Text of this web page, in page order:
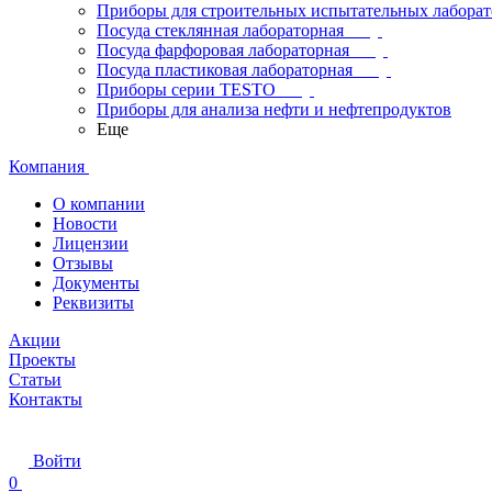
Приборы для строительных испытательных
Посуда стеклянная лабораторная
Посуда фарфоровая лабораторная
Посуда пластиковая лабораторная
Приборы серии TESTO
Приборы для анализа нефти и нефтепродуктов
Еще
Компания
О компании
Новости
Лицензии
Отзывы
Документы
Реквизиты
Акции
Проекты
Статьи
Контакты
Войти
0